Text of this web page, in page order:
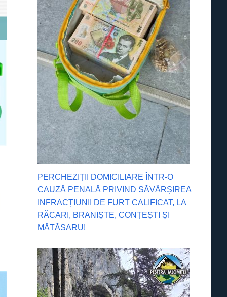
PERCHEZIȚII DOMICILIARE ÎNTR-O
CAUZĂ PENALĂ PRIVIND SĂVÂRȘIREA
INFRACȚIUNII DE FURT CALIFICAT, LA
RĂCARI, BRANIȘTE, CONȚEȘTI ȘI
MĂTĂSARU!